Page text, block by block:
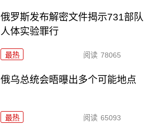
俄罗斯发布解密文件揭示731部队
人体实验罪行
最热 阅读 78065
俄乌总统会晤曝出多个可能地点
最热 阅读 65093